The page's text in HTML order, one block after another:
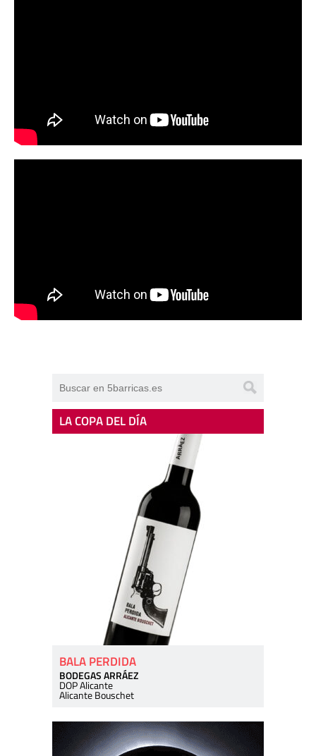
LA COPA DEL DÍA
BALA PERDIDA
BODEGAS ARRÁEZ
DOP Alicante
Alicante Bouschet